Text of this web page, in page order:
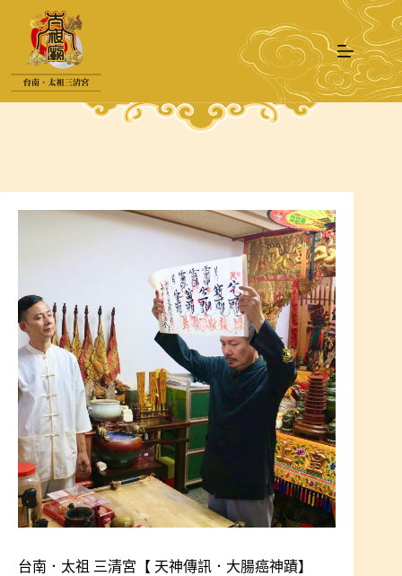
要
台南．太祖 三清宮【 天神傳訊．大腸癌神蹟】